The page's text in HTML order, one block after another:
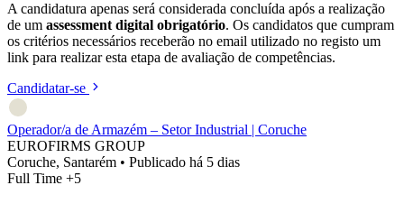
A candidatura apenas será considerada concluída após a realização
de um assessment digital obrigatório. Os candidatos que cumpram
os critérios necessários receberão no email utilizado no registo um
link para realizar esta etapa de avaliação de competências.
Candidatar-se
Operador/a de Armazém – Setor Industrial | Coruche
EUROFIRMS GROUP
Coruche, Santarém • Publicado há 5 dias
Full Time +5